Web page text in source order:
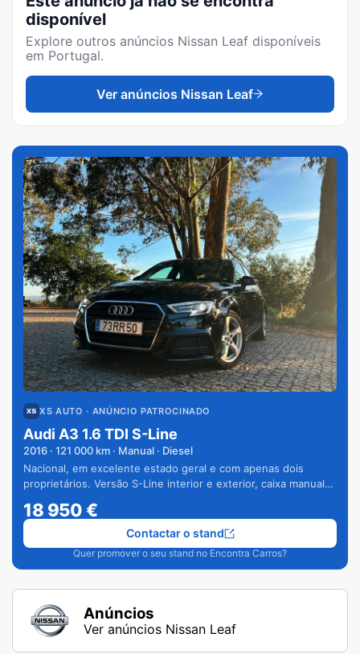
disponível
Explore outros anúncios Nissan Leaf disponíveis
em Portugal.
Ver anúncios Nissan Leaf
XS AUTO · ANÚNCIO PATROCINADO
Audi A3 1.6 TDI S-Line
2016 · 121 000 km · Manual · Diesel
Nacional, em excelente estado geral e com apenas dois
proprietários. Versão S-Line interior e exterior, caixa manual
18 950€
Quer promover o seu stand no Encontra Carros?
Contactar o stand
Anúncios
Ver anúncios Nissan Leaf